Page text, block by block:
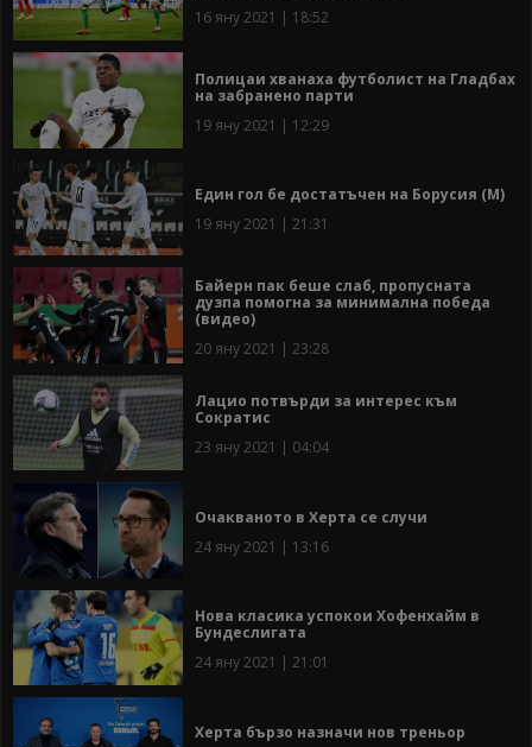
16 яну 2021 | 18:52
Полицаи хванаха футболист на Гладбах
на забранено парти
19 яну 2021 | 12:29
Един гол бе достатъчен на Борусия (М)
19 яну 2021 | 21:31
Байерн пак беше слаб, пропусната
дузпа помогна за минимална победа
(видео)
20 яну 2021 | 23:28
Лацио потвърди за интерес към
Сократис
23 яну 2021 | 04:04
Очакваното в Херта се случи
24 яну 2021 | 13:16
Нова класика успокои Хофенхайм в
Бундеслигата
24 яну 2021 | 21:01
Херта бързо назначи нов треньор